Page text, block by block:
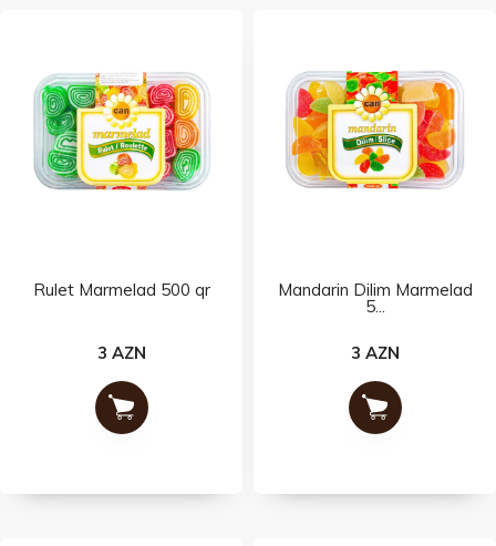
Rulet Marmelad 500 qr
3 AZN
Mandarin Dilim Marmelad
5...
3 AZN